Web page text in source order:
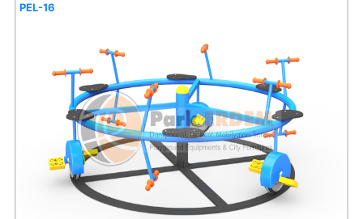
PEL-16